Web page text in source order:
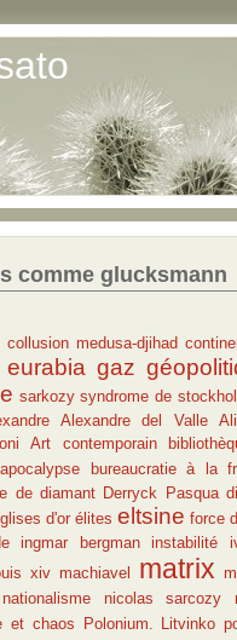
comme glucksmann
collusion medusa-djihad
eurabia gaz
sarkozy syndrome de
Alexandre del Valle
Art contemporain
bureaucratie à la
de diamant Derryck Pasqua
d'or élites eltsine force
ingmar bergman instabilité
xiv machiavel matrix
nationalisme nicolas sarcozy
et chaos Polonium. Litvinko